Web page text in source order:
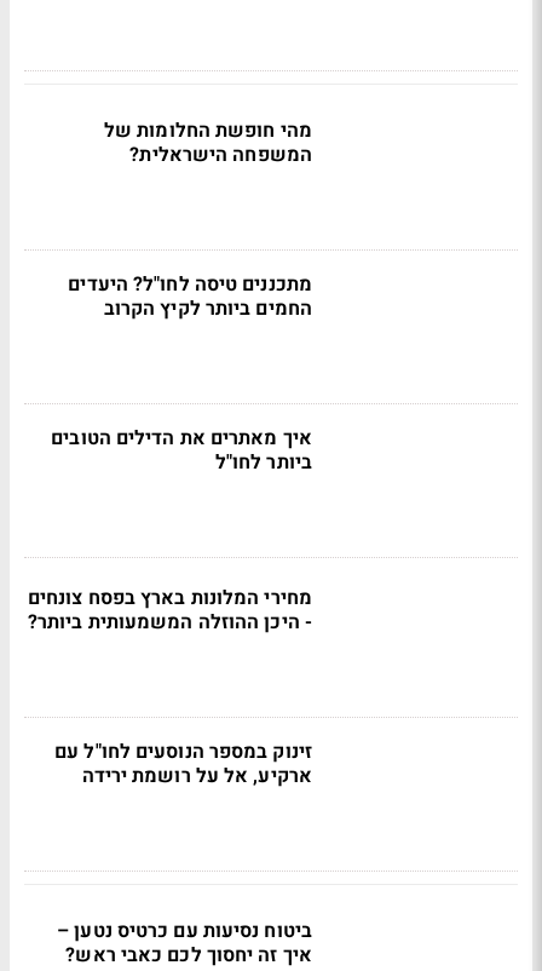
מהי חופשת החלומות של
המשפחה הישראלית?
מתכננים טיסה לחו"ל? היעדים
החמים ביותר לקיץ הקרוב
איך מאתרים את הדילים הטובים
ביותר לחו"ל
מחירי המלונות בארץ בפסח צונחים
- היכן ההוזלה המשמעותית ביותר?
זינוק במספר הנוסעים לחו"ל עם
ארקיע, אל על רושמת ירידה
ביטוח נסיעות עם כרטיס נטען –
איך זה יחסוך לכם כאבי ראש?